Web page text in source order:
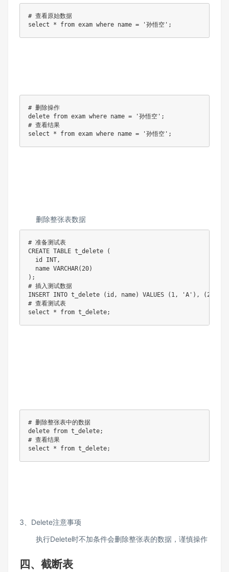
# 查看原始数据
select * from exam where name = '孙悟空';
# 删除操作
delete from exam where name = '孙悟空';
# 查看结果
select * from exam where name = '孙悟空';
删除整张表数据
# 准备测试表
CREATE TABLE t_delete (
  id INT,
  name VARCHAR(20)
);
# 插⼊测试数据
INSERT INTO t_delete (id, name) VALUES (1, 'A'),
# 查看测试表
select * from t_delete;
# 删除整张表中的数据
delete from t_delete;
# 查看结果
select * from t_delete;
3、Delete注意事项
执行Delete时不加条件会删除整张表的数据，谨慎操作
四、截断表